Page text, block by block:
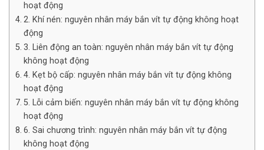
hoạt động
2. Khí nén: nguyên nhân máy bắn vít tự động không hoạt
động
3. Liên động an toàn: nguyên nhân máy bắn vít tự động
không hoạt động
4. Kẹt bộ cấp: nguyên nhân máy bắn vít tự động không
hoạt động
5. Lỗi cảm biến: nguyên nhân máy bắn vít tự động không
hoạt động
6. Sai chương trình: nguyên nhân máy bắn vít tự động
không hoạt động